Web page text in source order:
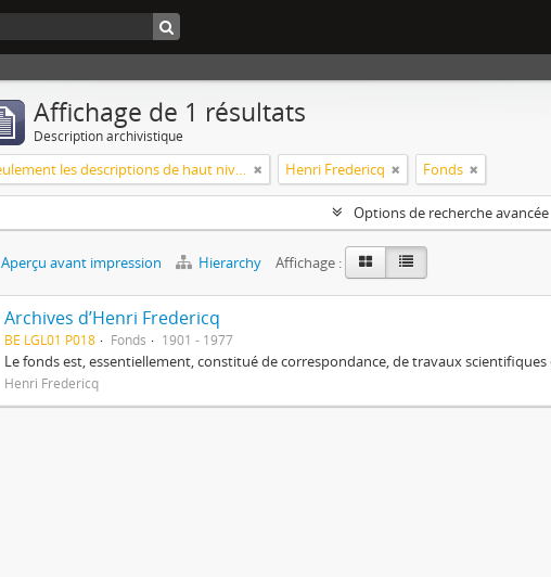
Affichage de 1 résultats
Description archivistique
Seulement les descriptions de haut niveau Henri Fredericq Fonds
Options de recherche avancée
Aperçu avant impression Hierarchy Affichage :
Archives d’Henri Fredericq
BE LGL01 P018 Fonds 1901 - 1977
Le fonds est, essentiellement, constitué de correspondance, de travaux
Henri Fredericq